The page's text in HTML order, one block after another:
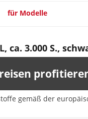
für Modelle
ca. 3.000 S.,
gemäß der